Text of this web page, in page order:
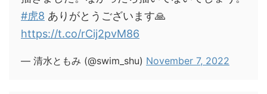
#虎8 ありがとうございます🙏
https://t.co/rCij2pvM86
— 清水ともみ (@swim_shu) November 7, 2022